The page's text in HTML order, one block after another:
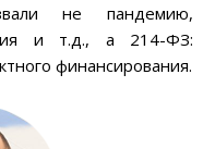
не пандемию,
и т.д., а 214-ФЗ:
финансирования.